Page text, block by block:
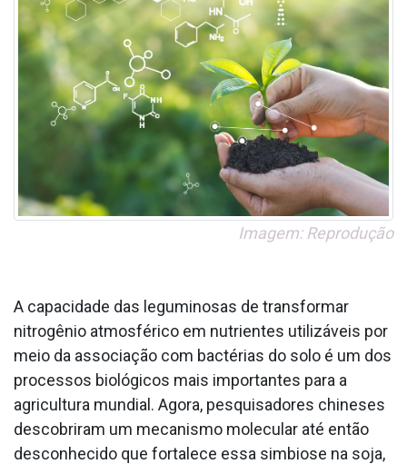
Imagem: Reprodução
A capacidade das leguminosas de transformar
nitrogênio atmosférico em nutrientes utilizáveis por
meio da associação com bactérias do solo é um dos
processos biológicos mais importantes para a
agricultura mundial. Agora, pesquisadores chineses
descobriram um mecanismo molecular até então
desconhecido que fortalece essa simbiose na soja,